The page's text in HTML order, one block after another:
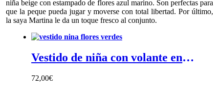
niña beige con estampado de flores azul marino. Son perfectas para
que la peque pueda jugar y moverse con total libertad. Por último,
la saya Martina le da un toque fresco al conjunto.
Vestido de niña con volante en el cuello - Vestido niña en estampado de flores lila con volante en cuello
72,00€